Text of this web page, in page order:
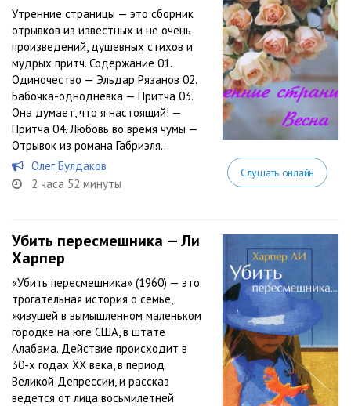
Утренние страницы — это сборник
отрывков из известных и не очень
произведений, душевных стихов и
мудрых притч. Содержание 01.
Одиночество — Эльдар Рязанов 02.
Бабочка-однодневка — Притча 03.
Она думает, что я настоящий! —
Притча 04. Любовь во время чумы —
Отрывок из романа Габриэля...
Олег Булдаков
2 часа 52 минуты
Слушать онлайн
Убить пересмешника — Ли
Харпер
«Убить пересмешника» (1960) — это
трогательная история о семье,
живущей в вымышленном маленьком
городке на юге США, в штате
Алабама. Действие происходит в
30-х годах XX века, в период
Великой Депрессии, и рассказ
ведется от лица восьмилетней